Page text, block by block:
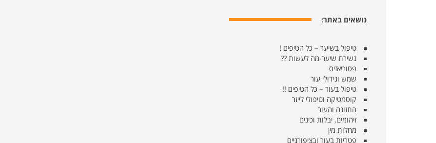
נושאים באתר:
טיפול בשיער – כל הטיפים !
נשירת שיער-מה לעשות ??
פסוריאזיס
שמש וגידולי עור
טיפול בעור – כל הטיפים !!
קוסמטיקה וטיפולי לייזר
התזונה והעור
זיהומים, יבלות וכינים
מחלות מין
פטריות בעור ובציפורניים